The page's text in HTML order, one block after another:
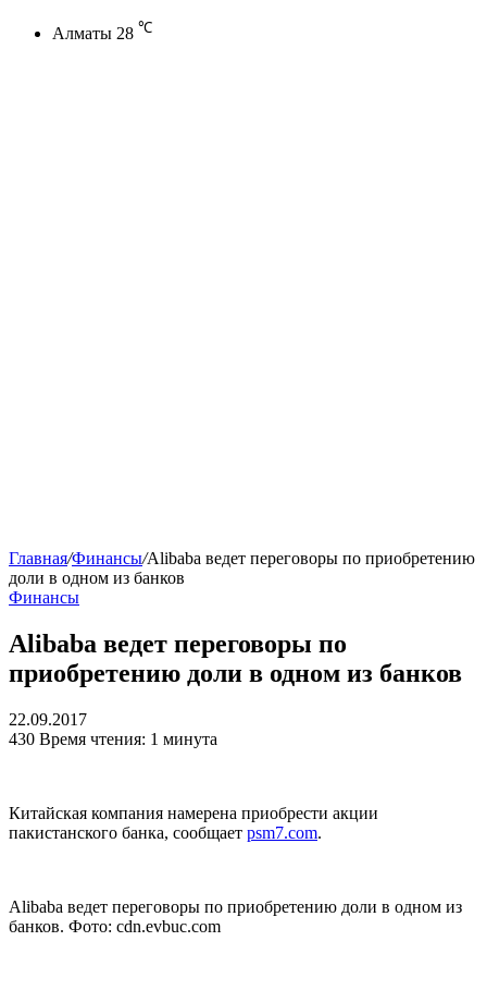
Алматы 28 ℃
Главная/Финансы/Alibaba ведет переговоры по приобретению
доли в одном из банков
Финансы
Alibaba ведет переговоры по
приобретению доли в одном из банков
22.09.2017
430 Время чтения: 1 минута
Китайская компания намерена приобрести акции
пакистанского банка, сообщает psm7.com.
Alibaba ведет переговоры по приобретению доли в одном из
банков. Фото: cdn.evbuc.com